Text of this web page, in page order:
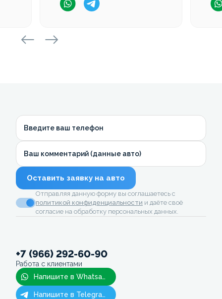
Введите ваш телефон
Ваш комментарий (данные авто)
Оставить заявку на авто
Отправляя данную форму вы соглашаетесь с
политикой конфиденциальности и даёте своё
согласие на обработку персональных данных.
+7 (966) 292-60-90
Работа с клиентами
Напишите в Whatsapp
Напишите в Telegram